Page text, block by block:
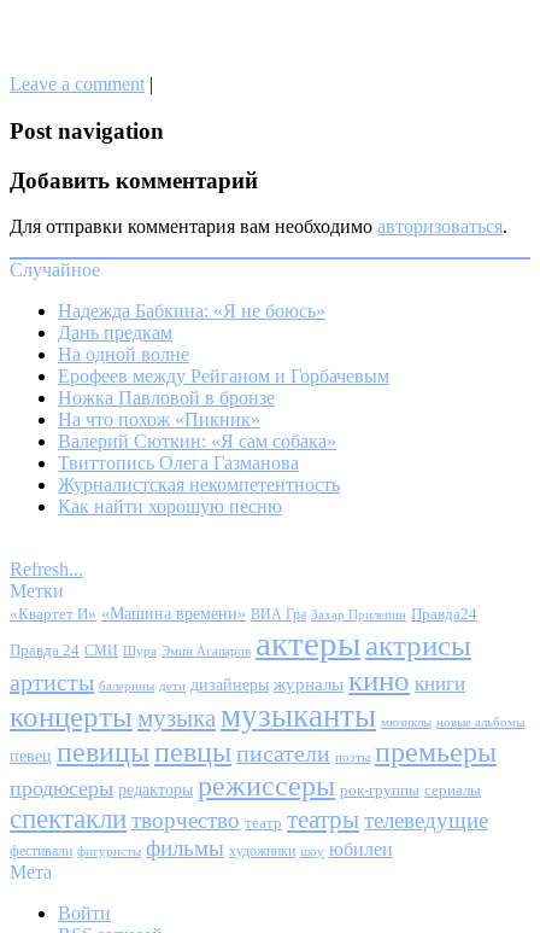
Leave a comment |
Post navigation
Добавить комментарий
Для отправки комментария вам необходимо авторизоваться.
Случайное
Надежда Бабкина: «Я не боюсь»
Дань предкам
На одной волне
Ерофеев между Рейганом и Горбачевым
Ножка Павловой в бронзе
На что похож «Пикник»
Валерий Сюткин: «Я сам собака»
Твиттопись Олега Газманова
Журналистская некомпетентность
Как найти хорошую песню
Refresh...
Метки
«Квартет И» «Машина времени» ВИА Гра Захар Прилепин Правда24
Правда 24 СМИ Шура Эмин Агаларов актерыактрисы
артисты балерины дети дизайнеры журналы кино книги
концерты музыкамузыканты мюзиклы новые альбомы
певец певицыпевцыписатели поэты премьеры
продюсеры редакторы режиссеры рок-группы сериалы
спектаклитворчество театр театрытелеведущие
фестивали фигуристы фильмы художники шоу юбилеи
Мета
Войти